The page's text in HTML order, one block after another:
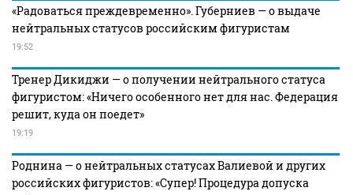
«Радоваться преждевременно». Губерниев — о выдаче
нейтральных статусов российским фигуристам
19:52
Тренер Дикиджи — о получении нейтрального статуса
фигуристом: «Ничего особенного нет для нас. Федерация
решит, куда он поедет»
19:19
Роднина — о нейтральных статусах Валиевой и других
российских фигуристов: «Супер! Процедура допуска